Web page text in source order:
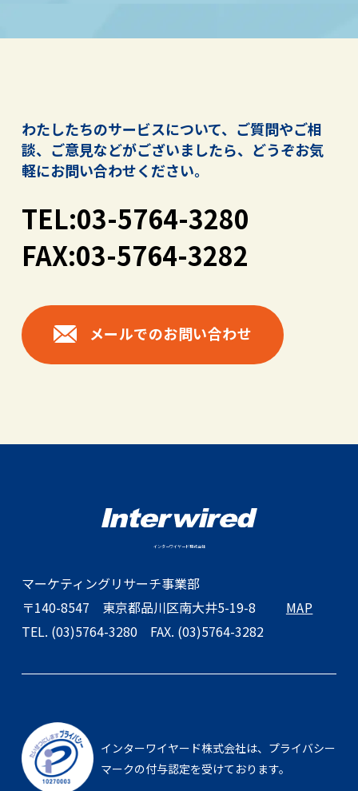
わたしたちのサービスについて、ご質問やご相
談、ご意見などがございましたら、 どうぞお気
軽にお問い合わせください。
TEL:03-5764-3280
FAX:03-5764-3282
メールでのお問い合わせ
インターワイヤード株式会社
マーケティングリサーチ事業部
〒140-8547 東京都品川区南大井5-19-8
MAP
TEL. (03)5764-3280 FAX. (03)5764-3282
インターワイヤード株式会社は、 プライバシー
マークの付与認定を受けております。